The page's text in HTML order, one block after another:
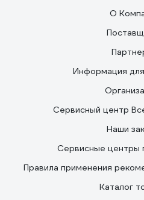
О
Информация
Сервисный центр
Наши
Сервисные центры
Правила применения
Каталог